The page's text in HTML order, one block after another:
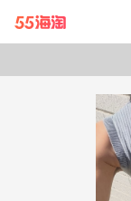
带你去官网买正品